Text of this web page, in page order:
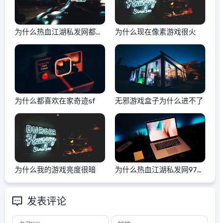
为什么热血江湖私发网都下
不了
为什么现在像素游戏很火
为什么都喜欢在家奇迹sf 无邪游戏盒子为什么进不了
为什么我的游戏亮度很暗
为什么热血江湖私发网97不
能进
发表评论